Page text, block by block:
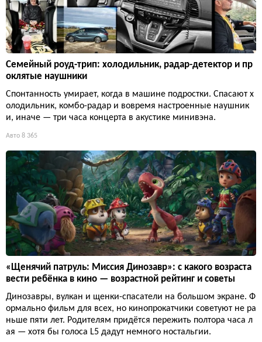
Семейный роуд-трип: холодильник, радар-детектор и пр
оклятые наушники
Спонтанность умирает, когда в машине подростки. Спасают х
олодильник, комбо-радар и вовремя настроенные наушник
и, иначе — три часа концерта в акустике минивэна.
Авто 8 365
«Щенячий патруль: Миссия Динозавр»: с какого возраста
вести ребёнка в кино — возрастной рейтинг и советы
Динозавры, вулкан и щенки-спасатели на большом экране. Ф
ормально фильм для всех, но кинопрокатчики советуют не ра
ньше пяти лет. Родителям придётся пережить полтора часа л
ая — хотя бы голоса L5 дадут немного ностальгии.